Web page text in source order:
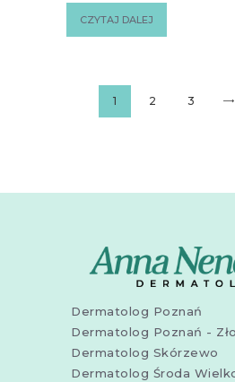
CZYTAJ DALEJ
Stronicowanie
PAGE
1 PAGE
2 PAGE
3
Dermatolog Poznań
Dermatolog Poznań -
Dermatolog Skórzewo
Dermatolog Środa